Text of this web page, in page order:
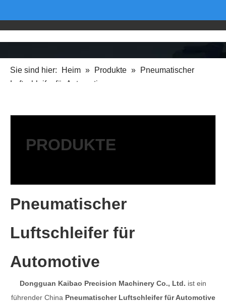
Sie sind hier: Heim » Produkte »
Pneumatischer
Luftschleifer für Automotive
PRODUKTE
Pneumatischer
Luftschleifer für
Automotive
Dongguan Kaibao Precision Machinery Co., Ltd. ist ein
führender China Pneumatischer Luftschleifer für Automotive